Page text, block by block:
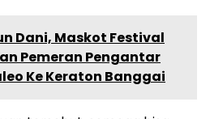
Dani, Maskot Festival
Pemeran Pengantar
Ke Keraton Banggai